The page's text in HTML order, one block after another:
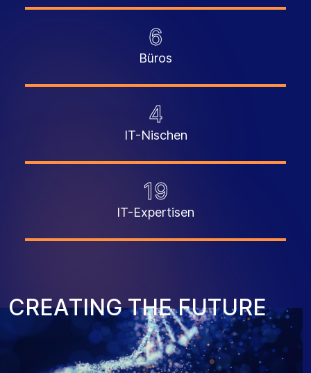
6
Büros
4
IT-Nischen
19
IT-Expertisen
CREATING THE FUTURE